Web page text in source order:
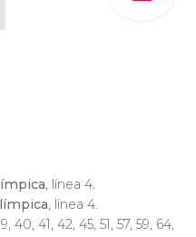
, línea 4.
, línea 4.
40, 41, 42, 45, 51, 57, 59, 64,